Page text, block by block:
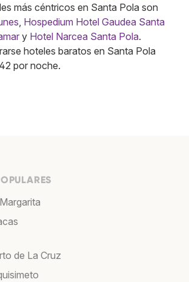
más céntricos en Santa Pola son
, Hospedium Hotel Gaudea Santa
y Hotel Narcea Santa Pola.
hoteles baratos en Santa Pola
por noche.
de La Cruz